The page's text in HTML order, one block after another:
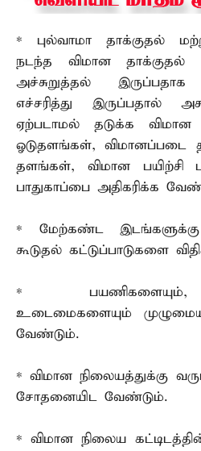
* புல்வாமா தாக்குதல்
நடந்த விமான தாக்குதல்
அச்சுறுத்தல்
எச்சரித்து இருப்பதால்
ஏற்படாமல் தடுக்க
ஓடுதளங்கள், விமானப்படை
தளங்கள், விமான பயிற்சி
பாதுகாப்பை அதிகரிக்க
* மேற்கண்ட
கூடுதல் கட்டுப்பாடுகளை
*
உடைமைகளையும்
வேண்டும்.
* விமான நிலையத்துக்கு
சோதனையிட வேண்டும்.
* விமான நிலைய